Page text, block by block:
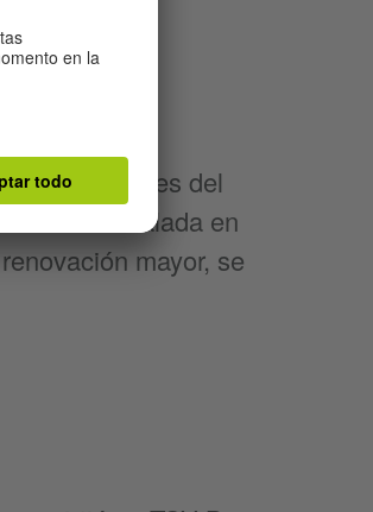
más grandes del
Fue instalada en
mayor, se